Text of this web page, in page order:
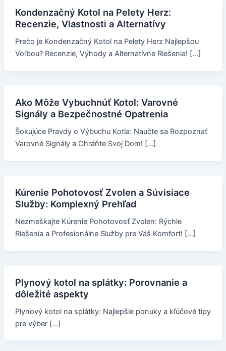
Kondenzačný Kotol na Pelety Herz:
Recenzie, Vlastnosti a Alternatívy
Prečo je Kondenzačný Kotol na Pelety Herz Najlepšou
Voľbou? Recenzie, Výhody a Alternatívne Riešenia! […]
Ako Môže Vybuchnúť Kotol: Varovné
Signály a Bezpečnostné Opatrenia
Šokujúce Pravdy o Výbuchu Kotla: Naučte sa Rozpoznať
Varovné Signály a Chráňte Svoj Dom! […]
Kúrenie Pohotovosť Zvolen a Súvisiace
Služby: Komplexný Prehľad
Nezmeškajte Kúrenie Pohotovosť Zvolen: Rýchle
Riešenia a Profesionálne Služby pre Váš Komfort! […]
Plynový kotol na splátky: Porovnanie a
dôležité aspekty
Plynový kotol na splátky: Najlepšie ponuky a kľúčové tipy
pre výber […]